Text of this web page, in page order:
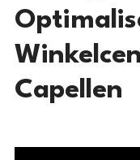
Capellen